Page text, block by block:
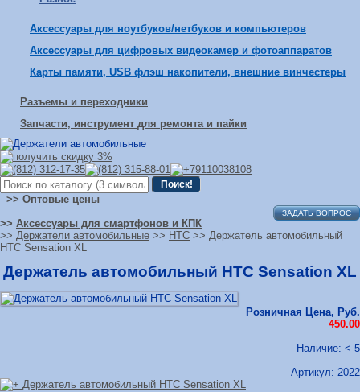
Аксессуары для ноутбуков/нетбуков и компьютеров
Аксессуары для цифровых видеокамер и фотоаппаратов
Карты памяти, USB флэш накопители, внешние винчестеры
Разъемы и переходники
Запчасти, инструмент для ремонта и пайки
>> Оптовые цены
ЗАДАТЬ ВОПРОС
>> Аксессуары для смартфонов и КПК
>> Держатели автомобильные >> HTC >> Держатель автомобильный
HTC Sensation XL
Держатель автомобильный HTC Sensation XL
Розничная Цена, Руб.
450.00
Наличие: < 5
Артикул: 2022